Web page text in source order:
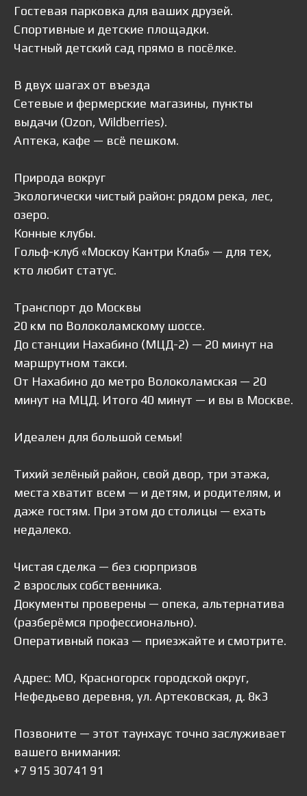
Гостевая парковка для ваших друзей.
Спортивные и детские площадки.
Частный детский сад прямо в посёлке.
В двух шагах от въезда
Сетевые и фермерские магазины, пункты
выдачи (Ozon, Wildberries).
Аптека, кафе — всё пешком.
Природа вокруг
Экологически чистый район: рядом река, лес,
озеро.
Конные клубы.
Гольф-клуб «Москоу Кантри Клаб» — для тех,
кто любит статус.
Транспорт до Москвы
20 км по Волоколамскому шоссе.
До станции Нахабино (МЦД-2) — 20 минут на
маршрутном такси.
От Нахабино до метро Волоколамская — 20
минут на МЦД. Итого 40 минут — и вы в Москве.
Идеален для большой семьи!
Тихий зелёный район, свой двор, три этажа,
места хватит всем — и детям, и родителям, и
даже гостям. При этом до столицы — ехать
недалеко.
Чистая сделка — без сюрпризов
2 взрослых собственника.
Документы проверены — опека, альтернатива
(разберёмся профессионально).
Оперативный показ — приезжайте и смотрите.
Адрес: МО, Красногорск городской округ,
Нефедьево деревня, ул. Артековская, д. 8к3
Позвоните — этот таунхаус точно заслуживает
вашего внимания:
+7 915 30741 91